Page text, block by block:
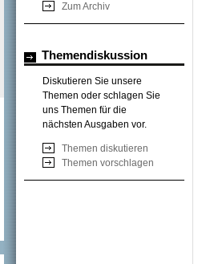
Zum Archiv
Themendiskussion
Diskutieren Sie unsere
Themen oder schlagen Sie
uns Themen für die
nächsten Ausgaben vor.
Themen diskutieren
Themen vorschlagen